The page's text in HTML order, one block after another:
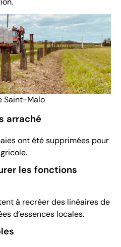
Saint-Malo
arraché
ont été supprimées pour
les fonctions
à recréer des linéaires de
d’essences locales.